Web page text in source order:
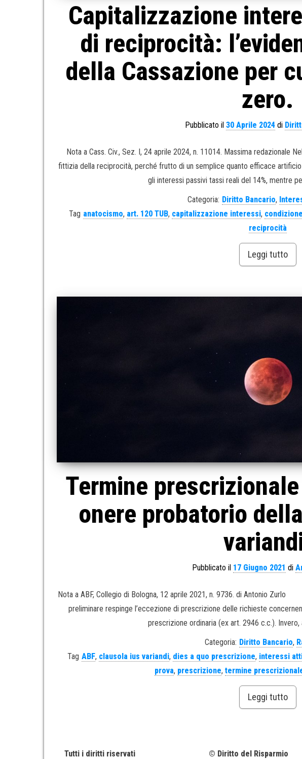
Capitalizzazione
di reciprocità:
della Cassazione per
zero.
Pubblicato il30 Aprile 2024 di
Nota a Cass. Civ., Sez. I, 24 aprile 2024, n. 11014. Massima redazionale
fittizia della reciprocità, perché frutto di un semplice quanto efficace
gli interessi passivi tassi reali del 14%, mentre
Categoria: Diritto Bancario,
Tag anatocismo, art. 120 TUB, capitalizzazione interessi,
reciprocità
Leggi tutto
Termine
onere probatorio
Pubblicato il 17 Giugno 2021 di
Nota a ABF, Collegio di Bologna, 12 aprile 2021, n. 9736. di Antonio
preliminare respinge l’eccezione di prescrizione delle richieste
prescrizione ordinaria (ex art. 2946 c.c.).
Categoria: Diritto Bancario,
Tag ABF, clausola ius variandi, dies a quo prescrizione, interessi
prova, prescrizione,termine
Leggi tutto
Tutti i diritti riservati © Diritto del Risparmio